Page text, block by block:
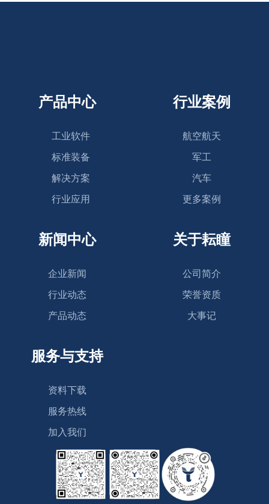
产品中心
工业软件
标准装备
解决方案
行业应用
行业案例
航空航天
军工
汽车
更多案例
新闻中心
企业新闻
行业动态
产品动态
关于耘瞳
公司简介
荣誉资质
大事记
服务与支持
资料下载
服务热线
加入我们